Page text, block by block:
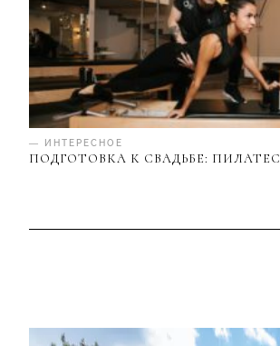
— ИНТЕРЕСНОЕ
ПОДГОТОВКА К СВАДЬБЕ: ПИЛАТЕС